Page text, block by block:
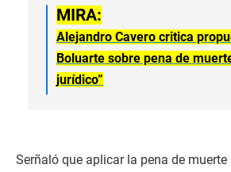
MIRA:
Alejandro Cavero critica
Boluarte sobre pena de
jurídico”
Serñaló que aplicar la pena de